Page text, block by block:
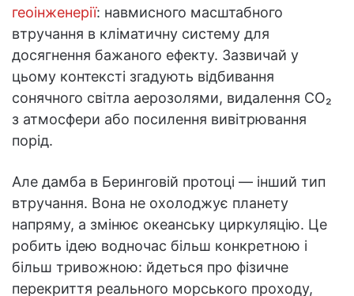
геоінженерії: навмисного масштабного
втручання в кліматичну систему для
досягнення бажаного ефекту. Зазвичай у
цьому контексті згадують відбивання
сонячного світла аерозолями, видалення CO₂
з атмосфери або посилення вивітрювання
порід.
Але дамба в Беринговій протоці — інший тип
втручання. Вона не охолоджує планету
напряму, а змінює океанську циркуляцію. Це
робить ідею водночас більш конкретною і
більш тривожною: йдеться про фізичне
перекриття реального морського проходу,